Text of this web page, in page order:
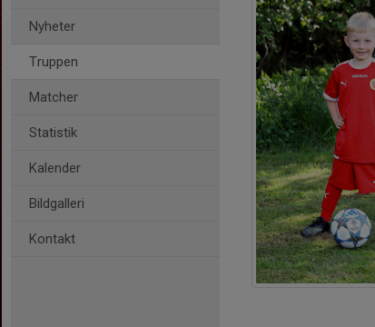
Nyheter
Truppen
Matcher
Statistik
Kalender
Bildgalleri
Kontakt